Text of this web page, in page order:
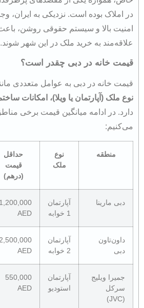
در املاک بوده است. نزدیکی به ایران،
امنیت بالا و سیستم حقوقی روشن،
علاقه‌مند به خرید ملک در این شهر شوند.
قیمت خانه در دبی چقدر است؟
قیمت خانه در دبی به عوامل متعددی
نوع ملک (آپارتمان یا ویلا)، امکانات
دارد. در ادامه میانگین قیمت برخی
می‌کنیم:
منطقه
نوع
ملک
حداقل
قیمت
(درهم)
دبی مارینا
آپارتمان
1 خوابه
1,200,000
AED
داون‌تاون
دبی
آپارتمان
2 خوابه
2,500,000
AED
جمیرا ویلیج
سرکل
(JVC)
آپارتمان
استودیو
550,000
AED